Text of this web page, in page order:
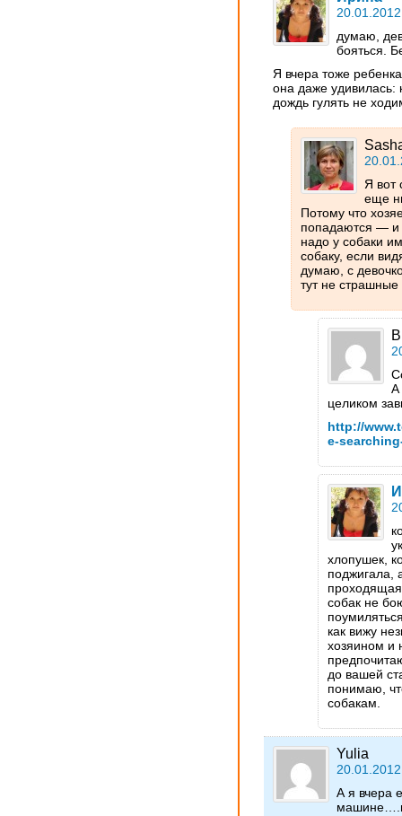
думаю,
бояться.
Я вчера тоже
она даже удивилась:
дождь гулять не
Я вот
еще
Потому что
попадаются — и
надо у собаки
собаку, если
думаю, с
тут не страшные
А
целиком
http://
e-
хлопушек,
поджигала,
собак не
как вижу
хозяином и
до вашей
понимаю,
собакам.
Yulia
А я вчера